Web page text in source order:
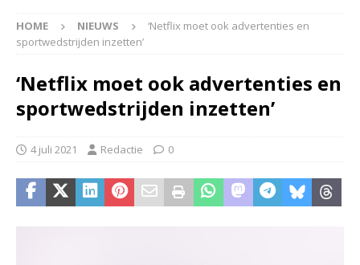
HOME NIEUWS
‘Netflix moet ook advertenties en
sportwedstrijden inzetten’
‘Netflix moet ook advertenties en
sportwedstrijden inzetten’
4 juli 2021 Redactie 0